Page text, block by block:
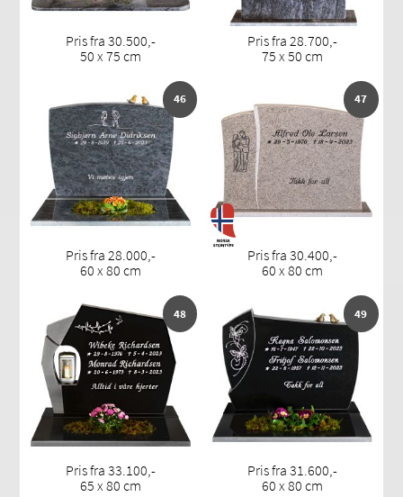
Pris fra 30.500,-
50 x 75 cm
Pris fra 28.700,-
75 x 50 cm
46
Pris fra 28.000,-
60 x 80 cm
47
Pris fra 30.400,-
60 x 80 cm
48
Pris fra 33.100,-
65 x 80 cm
49
Pris fra 31.600,-
60 x 80 cm